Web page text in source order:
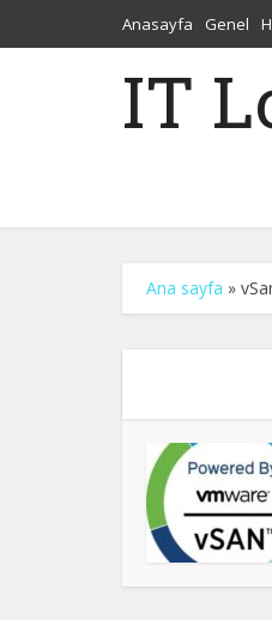
Anasayfa Genel
IT
Ana sayfa »